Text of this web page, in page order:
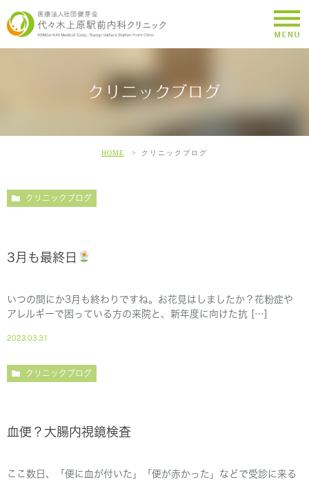
クリニックブログ
HOME クリニックブログ
クリニックブログ
3月も最終日
いつの間にか3月も終わりですね。お花見はしましたか？花粉症や
アレルギーで困っている方の来院と、新年度に向けた抗 […]
2023.03.31
クリニックブログ
血便？大腸内視鏡検査
ここ数日、「便に血が付いた」「便が赤かった」などで受診に来る